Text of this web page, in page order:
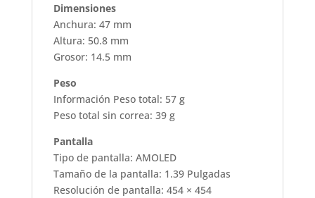
Dimensiones
Anchura: 47 mm
Altura: 50.8 mm
Grosor: 14.5 mm
Peso
Información Peso total: 57 g
Peso total sin correa: 39 g
Pantalla
Tipo de pantalla: AMOLED
Tamaño de la pantalla: 1.39 Pulgadas
Resolución de pantalla: 454 × 454